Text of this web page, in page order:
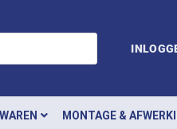
MONTAGE &